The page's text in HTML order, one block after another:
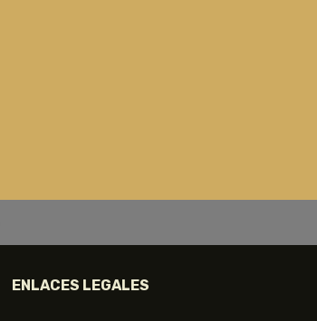
ENLACES LEGALES